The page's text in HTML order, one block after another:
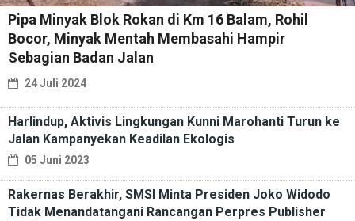
Pipa Minyak Blok Rokan di Km 16 Balam, Rohil
Bocor, Minyak Mentah Membasahi Hampir
Sebagian Badan Jalan
24 Juli 2024
Harlindup, Aktivis Lingkungan Kunni Marohanti Turun ke
Jalan Kampanyekan Keadilan Ekologis
05 Juni 2023
Rakernas Berakhir, SMSI Minta Presiden Joko Widodo
Tidak Menandatangani Rancangan Perpres Publisher